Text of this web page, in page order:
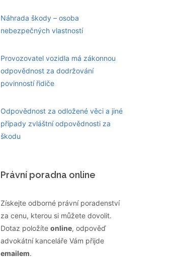
Náhrada škody – osoba
nebezpečných vlastností
Provozovatel vozidla má zákonnou
odpovědnost za dodržování
povinností řidiče
Odpovědnost za odložené věci a jiné
případy zvláštní odpovědnosti za
škodu
Právní poradna online
Získejte odborné právní poradenství
za cenu, kterou si můžete dovolit.
Dotaz položíteonline, odpověď
advokátní kanceláře Vám přijde
emailem.